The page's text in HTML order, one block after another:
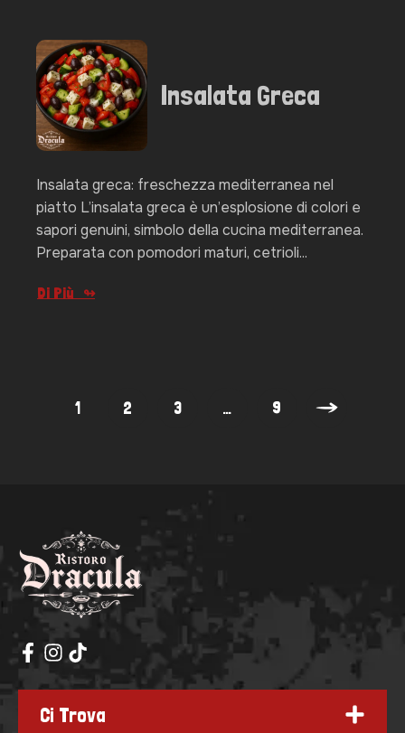
Insalata Greca
Insalata greca: freschezza mediterranea nel
piatto L’insalata greca è un’esplosione di colori e
sapori genuini, simbolo della cucina mediterranea.
Preparata con pomodori maturi, cetrioli...
Di Più
1 2 3 … 9
Ci Trova